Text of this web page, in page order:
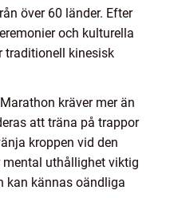
över 60 länder. Efter
och kulturella
traditionell kinesisk
kräver mer än
att träna på trappor
kroppen vid den
mental uthållighet viktig
kan kännas oändliga